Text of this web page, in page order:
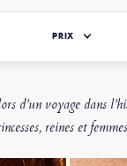
PRIX
d’un voyage dans
reines et